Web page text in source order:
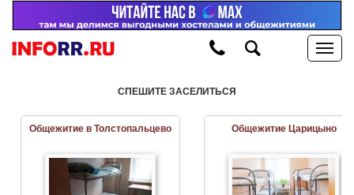
СПЕШИТЕ ЗАСЕЛИТЬСЯ
Общежитие в Толстопальцево Общежитие Царицыно